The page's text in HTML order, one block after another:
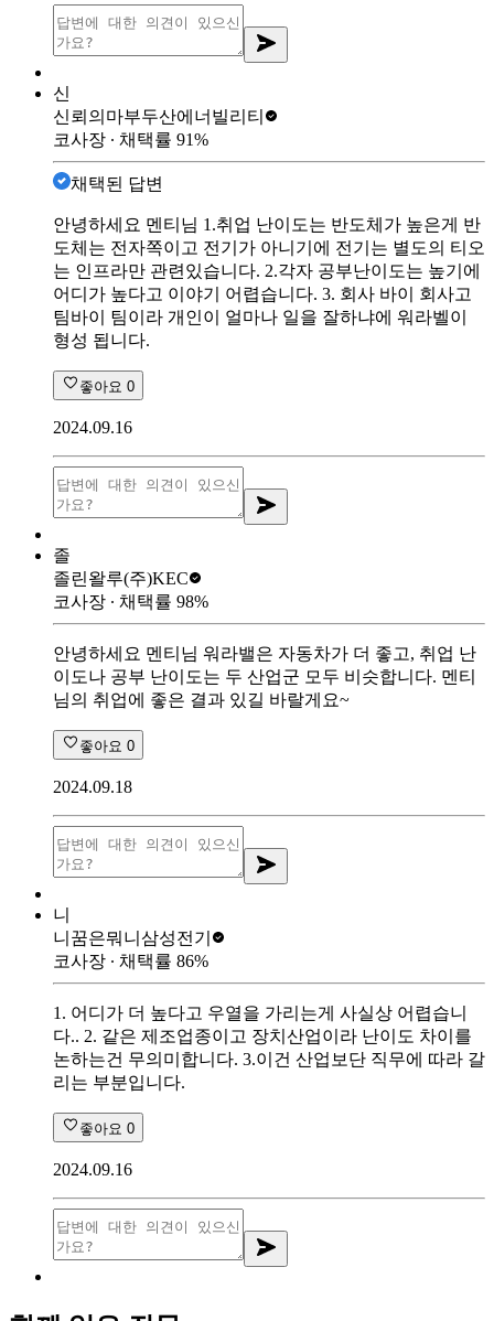
신
신뢰의마부두산에너빌리티
코사장 ∙ 채택률 91%
채택된 답변
안녕하세요 멘티님 1.취업 난이도는 반도체가 높은게 반
도체는 전자쪽이고 전기가 아니기에 전기는 별도의 티오
는 인프라만 관련있습니다. 2.각자 공부난이도는 높기에
어디가 높다고 이야기 어렵습니다. 3. 회사 바이 회사고
팀바이 팀이라 개인이 얼마나 일을 잘하냐에 워라벨이
형성 됩니다.
좋아요 0
2024.09.16
졸
졸린왈루(주)KEC
코사장 ∙ 채택률 98%
안녕하세요 멘티님 워라밸은 자동차가 더 좋고, 취업 난
이도나 공부 난이도는 두 산업군 모두 비슷합니다. 멘티
님의 취업에 좋은 결과 있길 바랄게요~
좋아요 0
2024.09.18
니
니꿈은뭐니 삼성전기
코사장 ∙ 채택률 86%
1. 어디가 더 높다고 우열을 가리는게 사실상 어렵습니
다.. 2. 같은 제조업종이고 장치산업이라 난이도 차이를
논하는건 무의미합니다. 3.이건 산업보단 직무에 따라 갈
리는 부분입니다.
좋아요 0
2024.09.16